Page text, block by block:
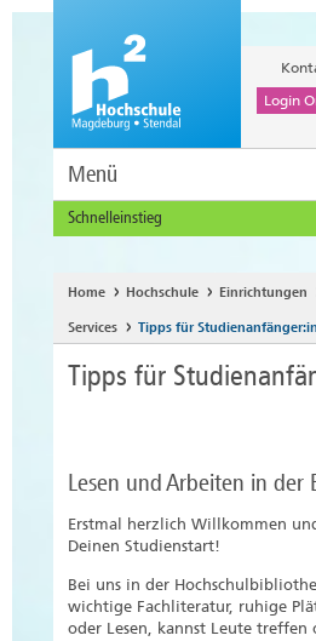
Login
Menü
Schnelleinstieg
Alumni
Unternehmen und
Studierende
Beschäftigte
Home Hochschule Einrichtungen
Services Tipps für
Tipps für
Lesen und Arbeiten in der
Erstmal herzlich Willkommen
Deinen Studienstart!
Bei uns in der
wichtige Fachliteratur, ruhige
oder Lesen, kannst Leute